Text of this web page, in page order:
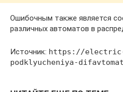
Ошибочным также является
различных автоматов в
Источник: https://
podklyucheniya-